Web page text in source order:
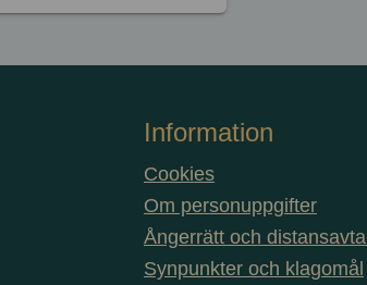
Information
Cookies
Om personuppgifter
Ångerrätt och distansavtal
Synpunkter och klagomål